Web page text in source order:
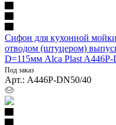
Сифон для кухонной
отводом (штуцером)
D=115мм Alca Plast A446P-
Под заказ
Арт.: A446P-DN50/40